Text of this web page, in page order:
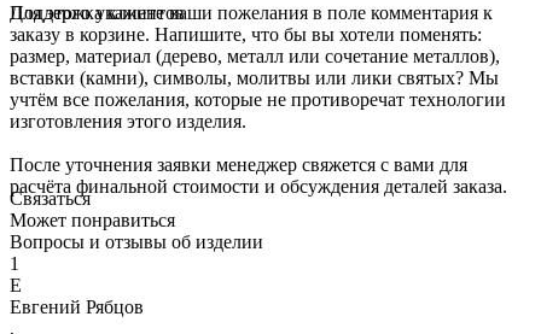
Для этого укажите ваши пожелания в поле комментария к
заказу в корзине. Напишите, что бы вы хотели поменять:
размер, материал (дерево, металл или сочетание металлов),
вставки (камни), символы, молитвы или лики святых? Мы
учтём все пожелания, которые не противоречат технологии
изготовления этого изделия.
После уточнения заявки менеджер свяжется с вами для
расчёта финальной стоимости и обсуждения деталей заказа.
Поддержка клиентов
Связаться
Может понравиться
Вопросы и отзывы об изделии
1
Е
Евгений Рябцов
,